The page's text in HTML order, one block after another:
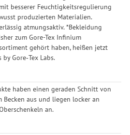
lediglich für bestimmte
jederzeit für die Zukunft widerrufen.
besserer Feuchtigkeitsregulierung
produzierten Materialien.
atmungsaktiv. *Bekleidung
zum Gore-Tex Infinium
gehört haben, heißen jetzt
Gore‑Tex Labs.
haben einen geraden Schnitt von
Becken aus und liegen locker an
an.